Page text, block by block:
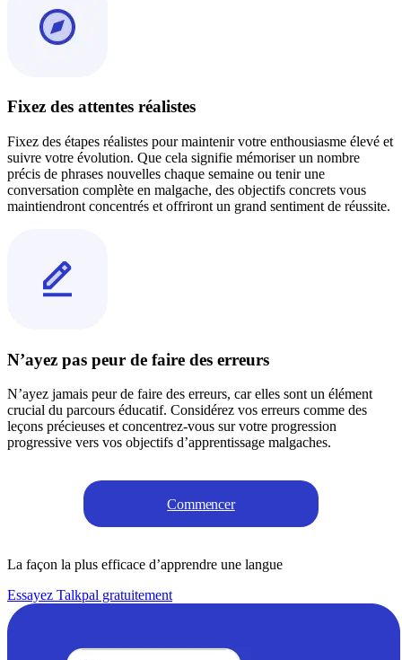
Fixez des attentes réalistes
Fixez des étapes réalistes pour maintenir votre enthousiasme élevé et
suivre votre évolution. Que cela signifie mémoriser un nombre
précis de phrases nouvelles chaque semaine ou tenir une
conversation complète en malgache, des objectifs concrets vous
maintiendront concentrés et offriront un grand sentiment de réussite.
N’ayez pas peur de faire des erreurs
N’ayez jamais peur de faire des erreurs, car elles sont un élément
crucial du parcours éducatif. Considérez vos erreurs comme des
leçons précieuses et concentrez-vous sur votre progression
progressive vers vos objectifs d’apprentissage malgaches.
Commencer
La façon la plus efficace d’apprendre une langue
Essayez Talkpal gratuitement